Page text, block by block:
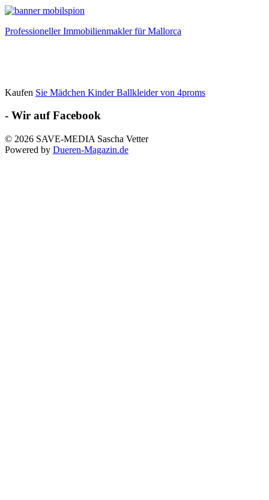
Professioneller Immobilienmakler für Mallorca
Kaufen Sie Mädchen Kinder Ballkleider von 4proms
- Wir auf Facebook
© 2026 SAVE-MEDIA Sascha Vetter
Powered by Dueren-Magazin.de